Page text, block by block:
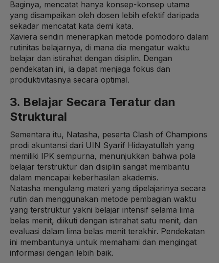
Baginya, mencatat hanya konsep-konsep utama
yang disampaikan oleh dosen lebih efektif daripada
sekadar mencatat kata demi kata.
Xaviera sendiri menerapkan metode pomodoro dalam
rutinitas belajarnya, di mana dia mengatur waktu
belajar dan istirahat dengan disiplin. Dengan
pendekatan ini, ia dapat menjaga fokus dan
produktivitasnya secara optimal.
3. Belajar Secara Teratur dan
Struktural
Sementara itu, Natasha, peserta Clash of Champions
prodi akuntansi dari UIN Syarif Hidayatullah yang
memiliki IPK sempurna, menunjukkan bahwa pola
belajar terstruktur dan disiplin sangat membantu
dalam mencapai keberhasilan akademis.
Natasha mengulang materi yang dipelajarinya secara
rutin dan menggunakan metode pembagian waktu
yang terstruktur yakni belajar intensif selama lima
belas menit, diikuti dengan istirahat satu menit, dan
evaluasi dalam lima belas menit terakhir. Pendekatan
ini membantunya untuk memahami dan mengingat
informasi dengan lebih baik.